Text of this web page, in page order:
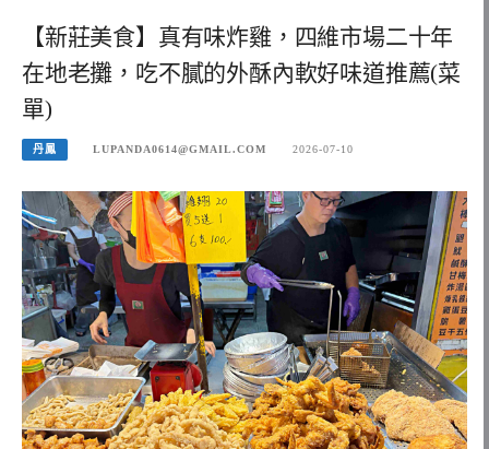
【新莊美食】真有味炸雞，四維市場二十年
在地老攤，吃不膩的外酥內軟好味道推薦(菜
單)
丹鳳 LUPANDA0614@GMAIL.COM 2026-07-10